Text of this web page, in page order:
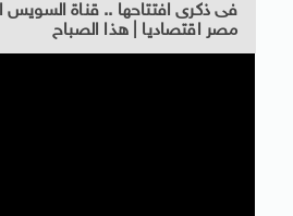
فى ذكرى افتتاحها .. قناة السويس
مصر اقتصاديا | هذا الصباح